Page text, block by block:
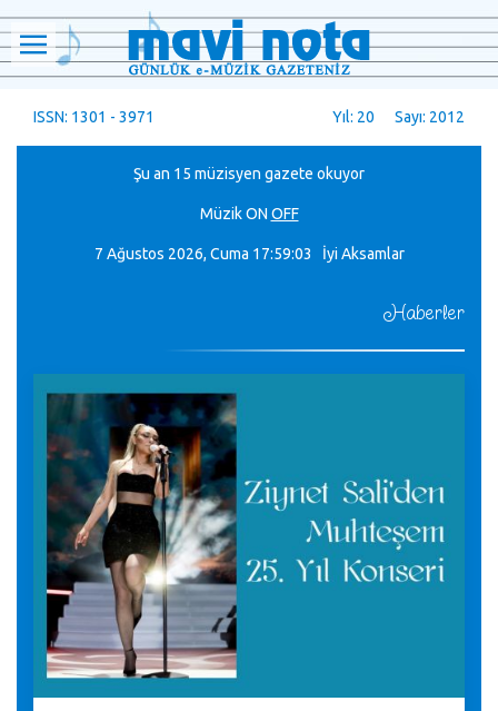
ISSN: 1301 - 3971 Yıl: 20 Sayı: 2012
Şu an 15 müzisyen gazete okuyor
MüzikON OFF
7 Ağustos 2026, Cuma 17:59:04 İyi Aksamlar
Haberler